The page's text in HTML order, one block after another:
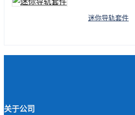
迷你导轨套件
关于公司